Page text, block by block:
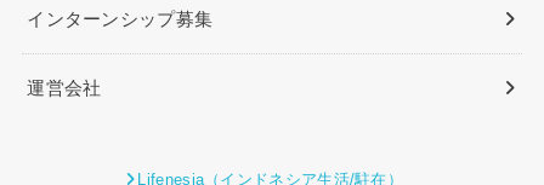
インターンシップ募集
運営会社
Lifenesia（インドネシア生活/駐在）